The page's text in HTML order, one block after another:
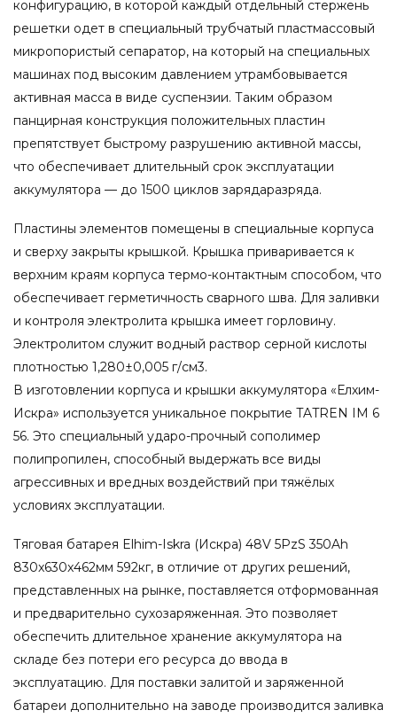
конфигурацию, в которой каждый отдельный стержень
решетки одет в специальный трубчатый пластмассовый
микропористый сепаратор, на который на специальных
машинах под высоким давлением утрамбовывается
активная масса в виде суспензии. Таким образом
панцирная конструкция положительных пластин
препятствует быстрому разрушению активной массы,
что обеспечивает длительный срок эксплуатации
аккумулятора — до 1500 циклов зарядаразряда.
Пластины элементов помещены в специальные корпуса
и сверху закрыты крышкой. Крышка приваривается к
верхним краям корпуса термо-контактным способом, что
обеспечивает герметичность сварного шва. Для заливки
и контроля электролита крышка имеет горловину.
Электролитом служит водный раствор серной кислоты
плотностью 1,280±0,005 г/см3.
В изготовлении корпуса и крышки аккумулятора «Елхим-
Искра» используется уникальное покрытие TATREN IM 6
56. Это специальный ударо-прочный сополимер
полипропилен, способный выдержать все виды
агрессивных и вредных воздействий при тяжёлых
условиях эксплуатации.
Тяговая батарея Elhim-Iskra (Искра) 48V 5PzS 350Ah
830x630x462мм 592кг, в отличие от других решений,
представленных на рынке, поставляется отформованная
и предварительно сухозаряженная. Это позволяет
обеспечить длительное хранение аккумулятора на
складе без потери его ресурса до ввода в
эксплуатацию. Для поставки залитой и заряженной
батареи дополнительно на заводе производится заливка